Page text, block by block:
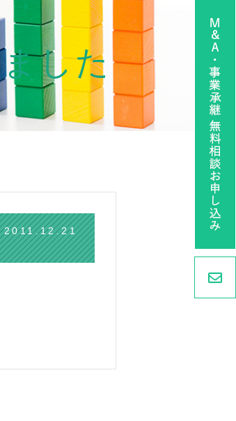
した
2011.12.21